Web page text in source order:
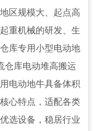
区规模大、起点高
重机械的研发、生
库专用小型电动地
仓库电动堆高搬运
电动地牛具备体积
心特点，适配各类
选设备，稳居行业